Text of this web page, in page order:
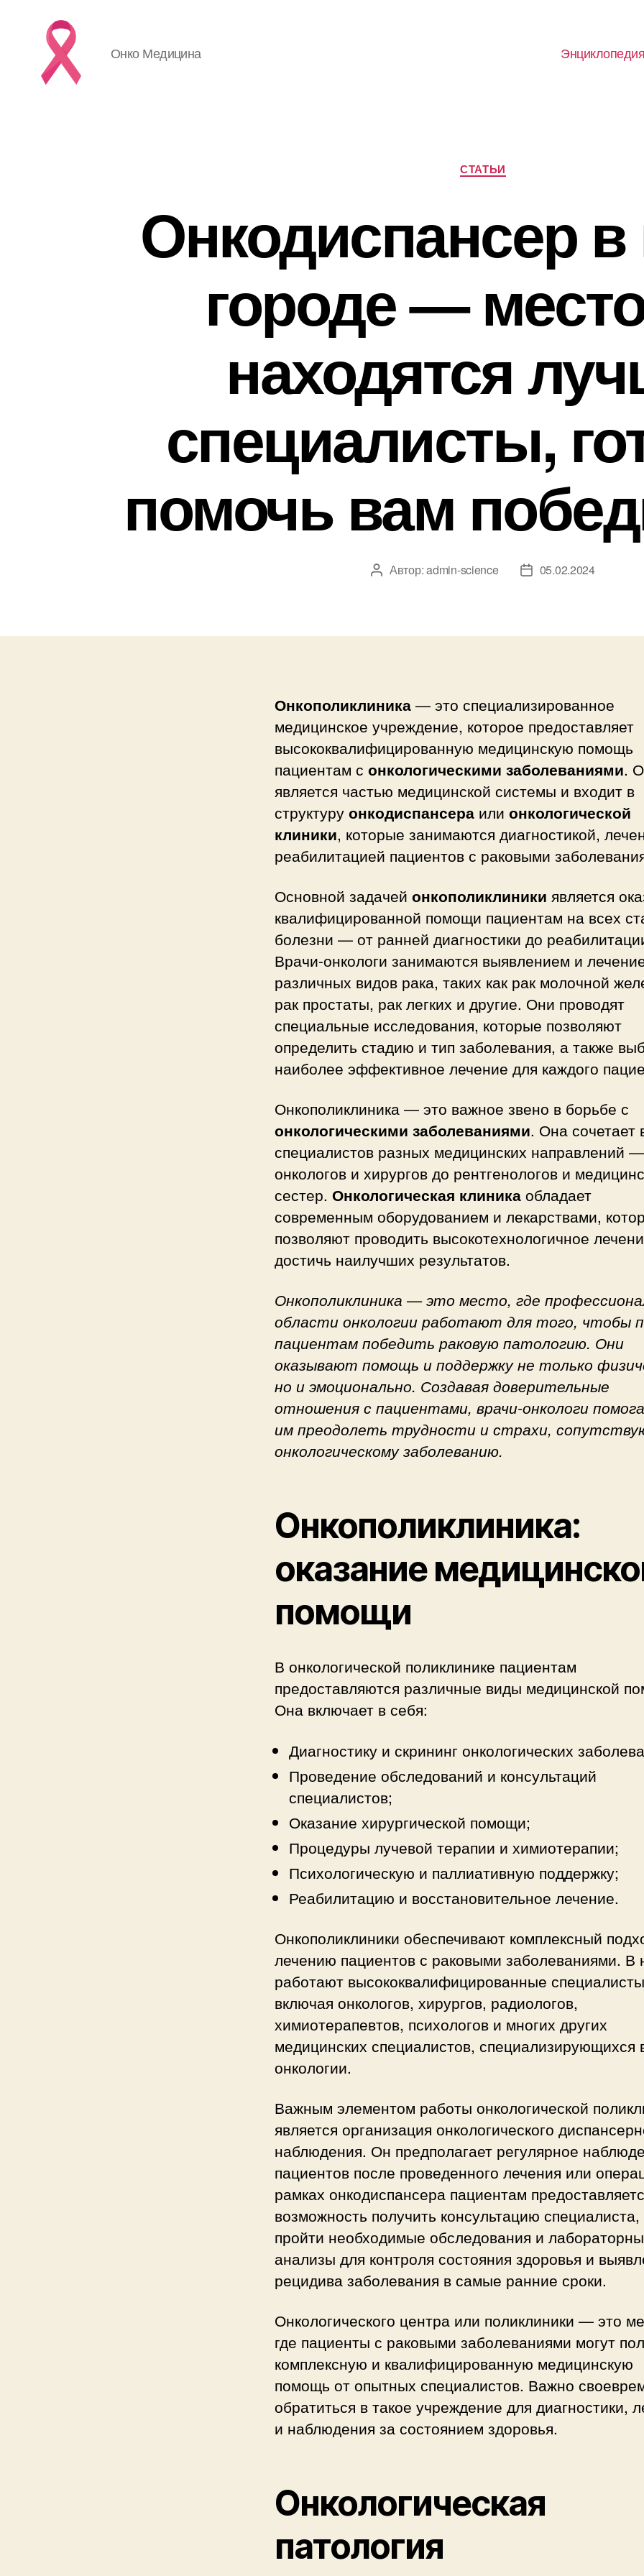
Онко Медицина Энциклопедия
Рубрики
СТАТЬИ
Онкодиспансер
городе —
находятся
специалисты,
помочь вам
Автор
Автор:admin-science
Дата05.02.2024
Онкополиклиника — это специализированное
медицинское учреждение, которое предоставляет
высококвалифицированную медицинскую помощь
пациентам с онкологическими заболеваниями.
является частью медицинской системы и входит в
структуру онкодиспансера или онкологической
клиники, которые занимаются диагностикой,
реабилитацией пациентов с раковыми
Основной задачей онкополиклиники является
квалифицированной помощи пациентам на всех
болезни — от ранней диагностики до
Врачи-онкологи занимаются выявлением и
различных видов рака, таких как рак молочной
рак простаты, рак легких и другие. Они проводят
специальные исследования, которые позволяют
определить стадию и тип заболевания, а также
наиболее эффективное лечение для каждого
Онкополиклиника — это важное звено в борьбе с
онкологическими заболеваниями. Она сочетает
специалистов разных медицинских направлений
онкологов и хирургов до рентгенологов и
сестер. Онкологическая клиника обладает
современным оборудованием и лекарствами,
позволяют проводить высокотехнологичное
достичь наилучших результатов.
Онкополиклиника — это место, где
области онкологии работают для того, чтобы
пациентам победить раковую патологию. Они
оказывают помощь и поддержку не только
но и эмоционально. Создавая доверительные
отношения с пациентами, врачи-онкологи
им преодолеть трудности и страхи,
онкологическому заболеванию.
Онкополиклиника:
оказание
помощи
В онкологической поликлинике пациентам
предоставляются различные виды медицинской
Она включает в себя:
Диагностику и скрининг онкологических
Проведение обследований и консультаций
специалистов;
Оказание хирургической помощи;
Процедуры лучевой терапии и химиотерапии;
Психологическую и паллиативную поддержку;
Реабилитацию и восстановительное лечение.
Онкополиклиники обеспечивают комплексный
лечению пациентов с раковыми заболеваниями. В
работают высококвалифицированные
включая онкологов, хирургов, радиологов,
химиотерапевтов, психологов и многих других
медицинских специалистов, специализирующихся
онкологии.
Важным элементом работы онкологической
является организация онкологического
наблюдения. Он предполагает регулярное
пациентов после проведенного лечения или
рамках онкодиспансера пациентам
возможность получить консультацию специалиста,
пройти необходимые обследования и
анализы для контроля состояния здоровья и
рецидива заболевания в самые ранние сроки.
Онкологического центра или поликлиники — это
где пациенты с раковыми заболеваниями могут
комплексную и квалифицированную медицинскую
помощь от опытных специалистов. Важно
обратиться в такое учреждение для диагностики,
и наблюдения за состоянием здоровья.
Онкологическая
патология